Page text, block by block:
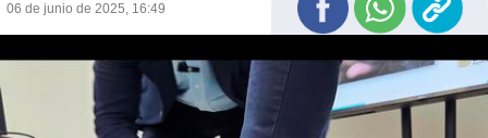
06 de junio de 2025, 16:49